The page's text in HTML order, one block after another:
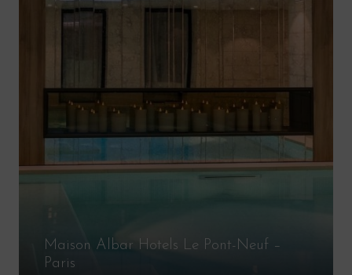
Maison Albar Hotels Le Pont-Neuf –
Paris